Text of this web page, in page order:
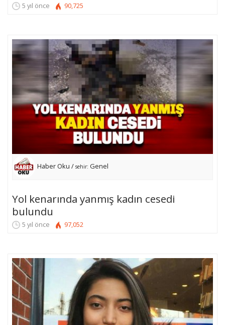
5 yıl önce 90,725
Haber Oku / sehir: Genel
Yol kenarında yanmış kadın cesedi
bulundu
5 yıl önce 97,052